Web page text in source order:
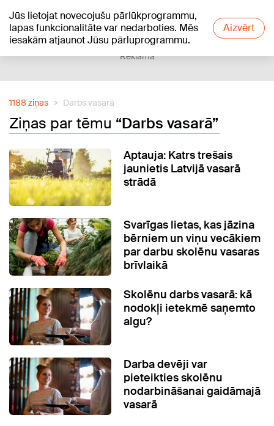
Jūs lietojat novecojušu pārlūkprogrammu,
lapas funkcionalitāte var nedarboties. Mēs
iesakām atjaunot Jūsu pārluprogrammu.
Aizvērt
+20°C
Reklāma
1188 ziņas Darbs vasarā
Ziņas par tēmu “Darbs vasarā”
Aptauja: Katrs trešais
jaunietis Latvijā vasarā
strādā
Svarīgas lietas, kas jāzina
bērniem un viņu vecākiem
par darbu skolēnu vasaras
brīvlaikā
Skolēnu darbs vasarā: kā
nodokļi ietekmē saņemto
algu?
Darba devēji var
pieteikties skolēnu
nodarbināšanai gaidāmajā
vasarā